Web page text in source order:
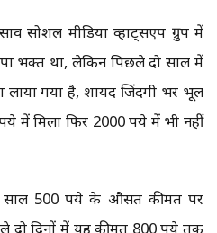
सोशल मीडिया व्हाट्सएप ग्रुप में
भक्त था, लेकिन पिछले दो साल में
गया है, शायद जिंदगी भर भूल
में मिला फिर 2000 रुपये में भी नहीं
500 रुपये के औसत कीमत पर
दो दिनों में यह कीमत 800 रुपये तक